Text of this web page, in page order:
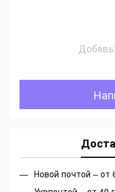
Новой почтой – от